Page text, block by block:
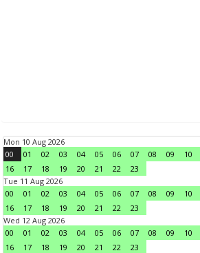
Mon 10 Aug 2026
00
01 02 03 04 05 06 07 08 09 10
16
17 18 19 20 21 22
23
Tue 11 Aug 2026
00
01 02 03 04 05 06 07 08 09 10
16
17 18 19 20 21 22
23
Wed 12 Aug 2026
00
01 02 03 04 05 06 07 08 09 10
16
17 18 19 20 21 22
23